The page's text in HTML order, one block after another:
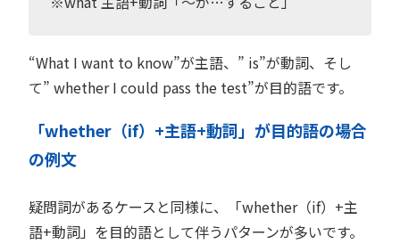
“What I want to know”が主語、” is”が動詞、そし
て” whether I could pass the test”が目的語です。
「whether（if）+主語+動詞」が目的語の場合
の例文
疑問詞があるケースと同様に、「whether（if）+主
語+動詞」を目的語として伴うパターンが多いです。